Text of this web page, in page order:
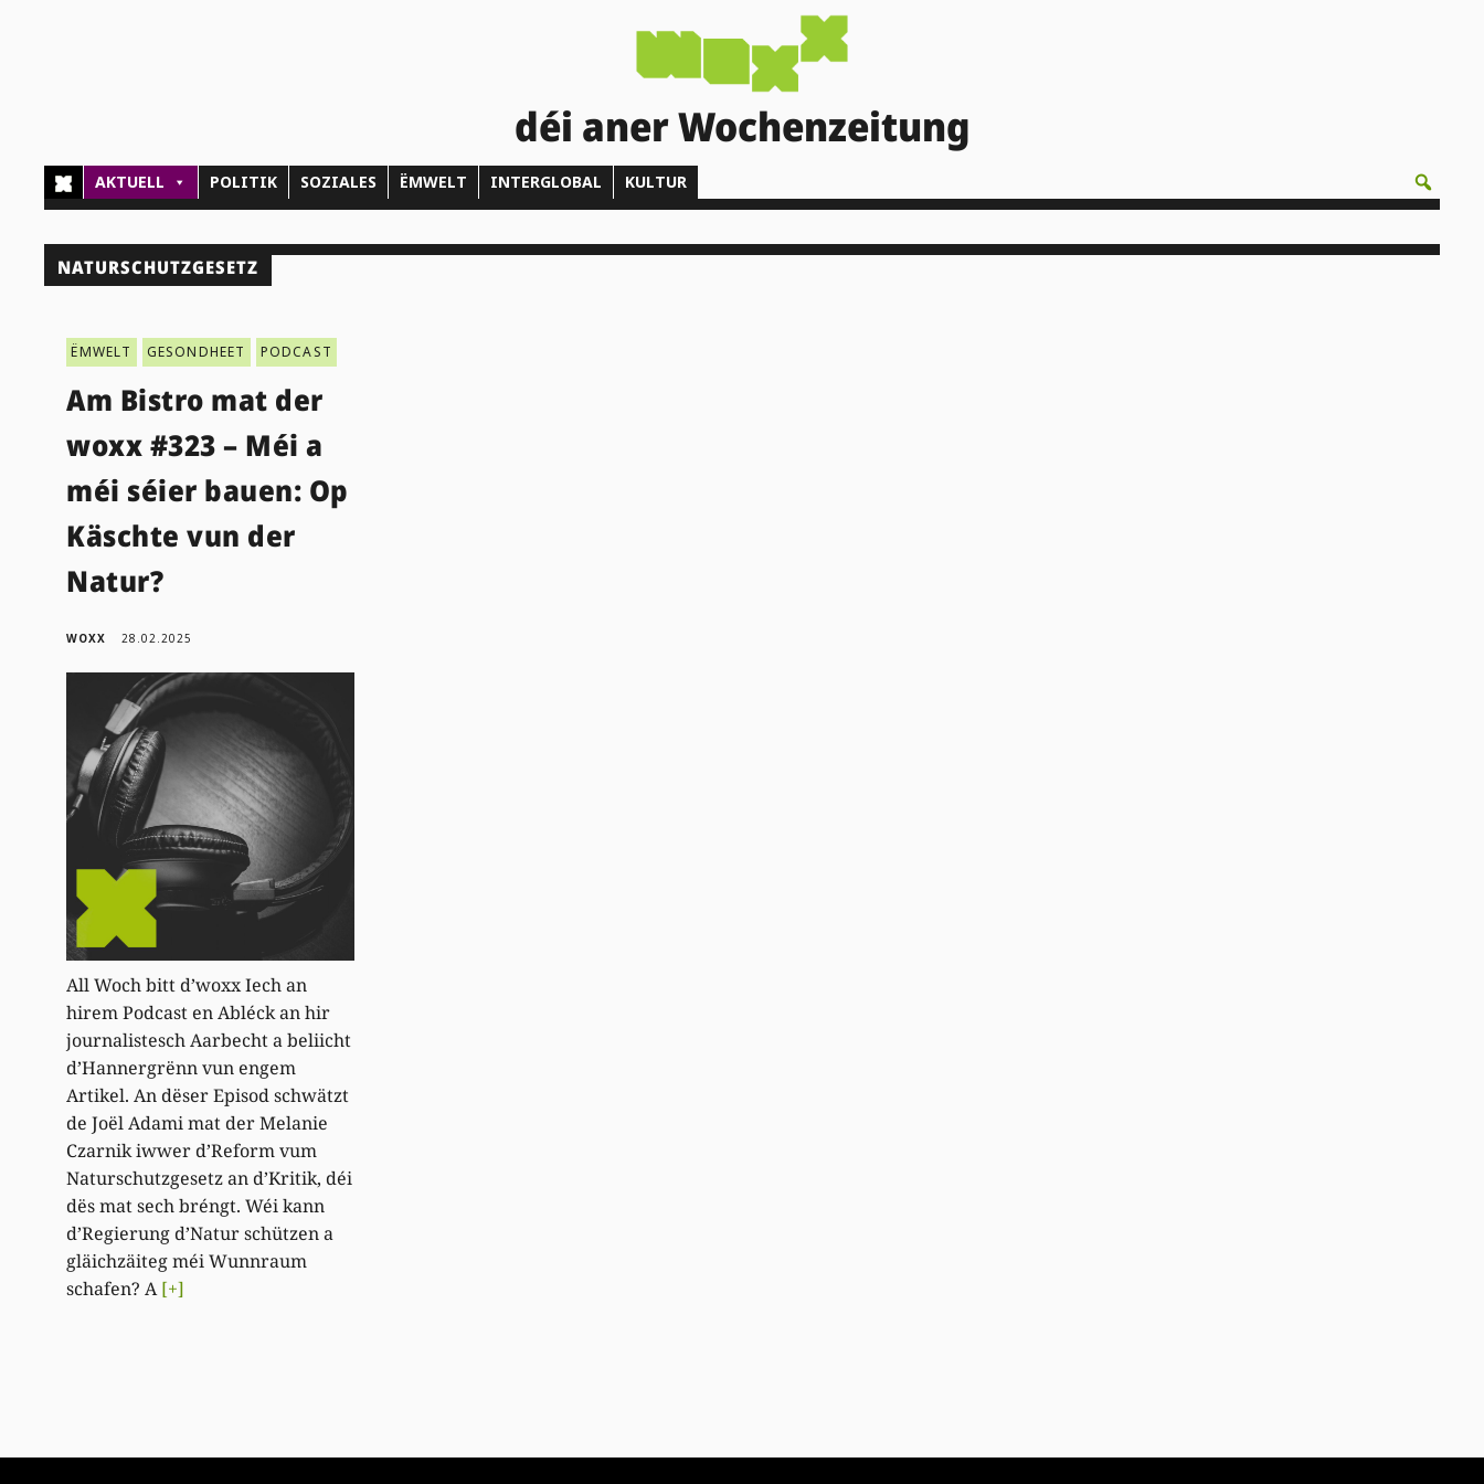
déi aner Wochenzeitung
AKTUELL POLITIK SOZIALES ËMWELT INTERGLOBAL KULTUR
NATURSCHUTZGESETZ
ËMWELT GESONDHEET PODCAST
Am Bistro mat der
woxx #323 – Méi a
méi séier bauen: Op
Käschte vun der
Natur?
WOXX 28.02.2025
All Woch bitt d’woxx Iech an
hirem Podcast en Abléck an hir
journalistesch Aarbecht a beliicht
d’Hannergrënn vun engem
Artikel. An dëser Episod schwätzt
de Joël Adami mat der Melanie
Czarnik iwwer d’Reform vum
Naturschutzgesetz an d’Kritik, déi
dës mat sech bréngt. Wéi kann
d’Regierung d’Natur schützen a
gläichzäiteg méi Wunnraum
schafen? A[+]